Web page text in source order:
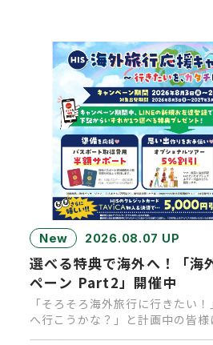
New 2026.08.07 UP
選べる特典で海外へ！「海
ペーン Part2」開催中
「そろそろ海外旅行に行きたい
へ行こうかな？」と計画中の皆
キャンペーンのお知らせで…